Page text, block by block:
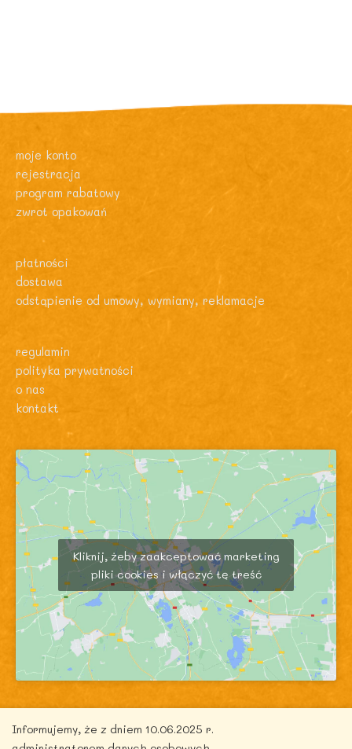
moje konto
rejestracja
program rabatowy
zwrot opakowań
płatności
dostawa
odstąpienie od umowy, wymiany, reklamacje
regulamin
polityka prywatności
o nas
kontakt
Kliknij, żeby zaakceptować marketing
pliki cookies i włączyć tę treść
Informujemy, że z dniem 10.06.2025 r.